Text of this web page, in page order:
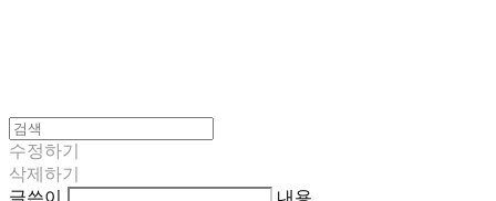
수정하기
삭제하기